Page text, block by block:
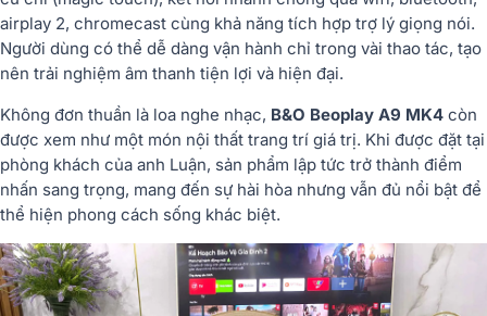
airplay 2, chromecast cùng khả năng tích hợp trợ lý giọng nói.
Người dùng có thể dễ dàng vận hành chỉ trong vài thao tác, tạo
nên trải nghiệm âm thanh tiện lợi và hiện đại.
Không đơn thuần là loa nghe nhạc, B&O Beoplay A9 MK4 còn
được xem như một món nội thất trang trí giá trị. Khi được đặt tại
phòng khách của anh Luận, sản phẩm lập tức trở thành điểm
nhấn sang trọng, mang đến sự hài hòa nhưng vẫn đủ nổi bật để
thể hiện phong cách sống khác biệt.